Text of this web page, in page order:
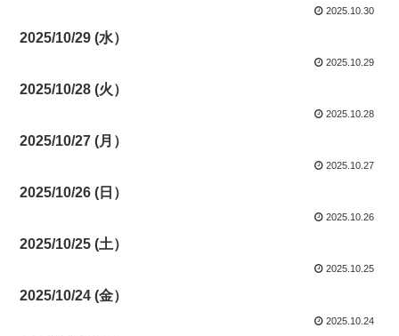
2025.10.30
2025/10/29 (水）
2025.10.29
2025/10/28 (火）
2025.10.28
2025/10/27 (月）
2025.10.27
2025/10/26 (日）
2025.10.26
2025/10/25 (土）
2025.10.25
2025/10/24 (金）
2025.10.24